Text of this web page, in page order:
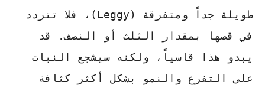
طويلة جداً ومتفرقة (Leggy)، فلا تتردد
في قصها بمقدار الثلث أو النصف. قد
يبدو هذا قاسياً، ولكنه سيشجع النبات
على التفرع والنمو بشكل أكثر كثافة